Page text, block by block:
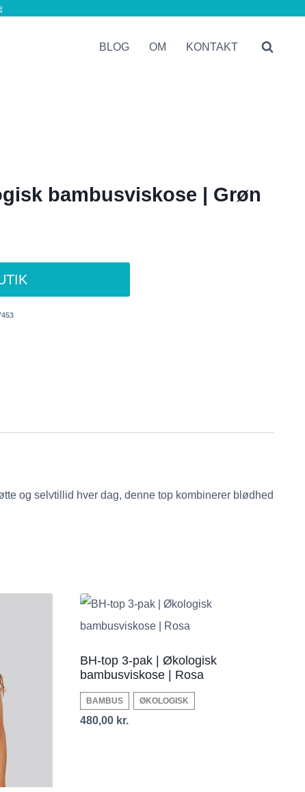
BLOG OM KONTAKT
bambusviskose | Grøn
og selvtillid hver dag, denne top kombinerer blødhed
BH-top 3-pak | Økologisk
bambusviskose | Rosa
BAMBUS ØKOLOGISK
480,00 kr.